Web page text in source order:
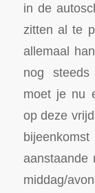
in de
zitten al te
allemaal
nog
moet je nu
op deze
aanstaande
middag/